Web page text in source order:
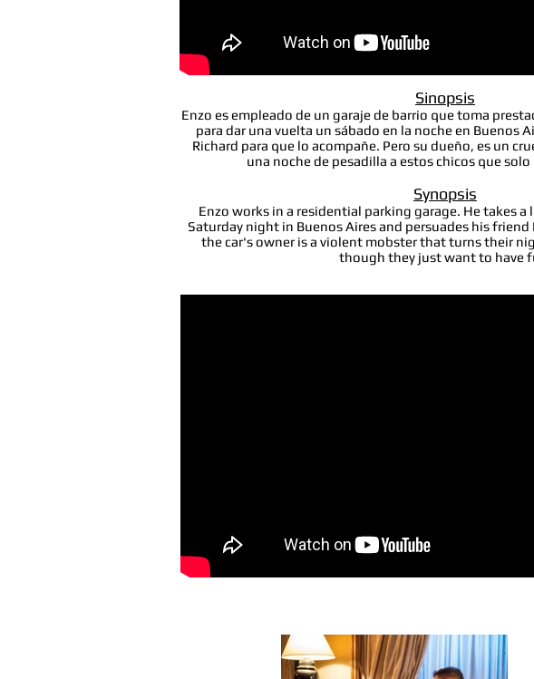
Sinopsis
Enzo es empleado de un garaje de barrio que toma
para dar una vuelta un sábado en la noche en Buenos
Richard para que lo acompañe. Pero su dueño, es un
una noche de pesadilla a estos chicos que
Synopsis
Enzo works in a residential parking garage. He takes a
Saturday night in Buenos Aires and persuades his
the car's owner is a violent mobster that turns their
though they just want to have